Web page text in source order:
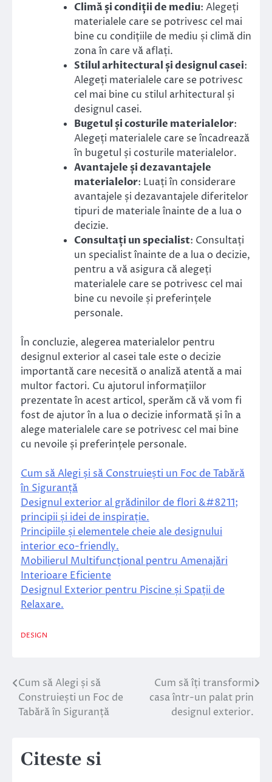
Climă și condiții de mediu: Alegeți
materialele care se potrivesc cel mai
bine cu condițiile de mediu și climă din
zona în care vă aflați.
Stilul arhitectural și designul casei:
Alegeți materialele care se potrivesc
cel mai bine cu stilul arhitectural și
designul casei.
Bugetul și costurile materialelor:
Alegeți materialele care se încadrează
în bugetul și costurile materialelor.
Avantajele și dezavantajele
materialelor: Luați în considerare
avantajele și dezavantajele diferitelor
tipuri de materiale înainte de a lua o
decizie.
Consultați un specialist: Consultați
un specialist înainte de a lua o decizie,
pentru a vă asigura că alegeți
materialele care se potrivesc cel mai
bine cu nevoile și preferințele
personale.
În concluzie, alegerea materialelor pentru
designul exterior al casei tale este o decizie
importantă care necesită o analiză atentă a mai
multor factori. Cu ajutorul informațiilor
prezentate în acest articol, sperăm că vă vom fi
fost de ajutor în a lua o decizie informată și în a
alege materialele care se potrivesc cel mai bine
cu nevoile și preferințele personale.
Cum să Alegi și să Construiești un Foc de Tabără
în Siguranță
Designul exterior al grădinilor de flori &#8211;
principii și idei de inspirație.
Principiile și elementele cheie ale designului
interior eco-friendly.
Mobilierul Multifuncțional pentru Amenajări
Interioare Eficiente
Designul Exterior pentru Piscine și Spații de
Relaxare.
DESIGN
Navigare
în
Cum să Alegi și să
Construiești un Foc de
Tabără în Siguranță
Cum să îți transformi
casa într-un palat prin
designul exterior.
Citeste si